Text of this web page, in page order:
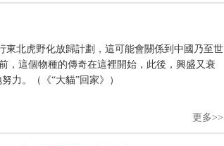
北虎野化放歸計劃，這可能會關係到中國乃至世
，這個物種的傳奇在這裡開始，此後，興盛又衰
力。（《“大貓”回家》）
更多>>